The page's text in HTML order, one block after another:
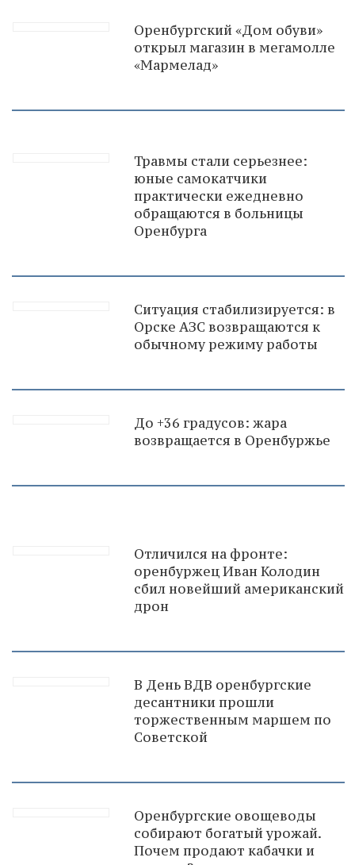
Оренбургский «Дом обуви»
открыл магазин в мегамолле
«Мармелад»
Травмы стали серьезнее:
юные самокатчики
практически ежедневно
обращаются в больницы
Оренбурга
Ситуация стабилизируется: в
Орске АЗС возвращаются к
обычному режиму работы
До +36 градусов: жара
возвращается в Оренбуржье
Отличился на фронте:
оренбуржец Иван Колодин
сбил новейший американский
дрон
В День ВДВ оренбургские
десантники прошли
торжественным маршем по
Советской
Оренбургские овощеводы
собирают богатый урожай.
Почем продают кабачки и